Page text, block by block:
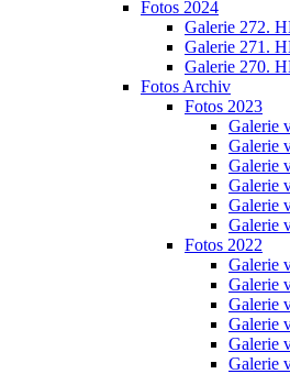
Fotos 2024
Galerie 272.
Galerie 271.
Galerie 270.
Fotos Archiv
Fotos 2023
Galerie
Galerie
Galerie
Galerie
Galerie
Galerie
Fotos 2022
Galerie
Galerie
Galerie
Galerie
Galerie
Galerie